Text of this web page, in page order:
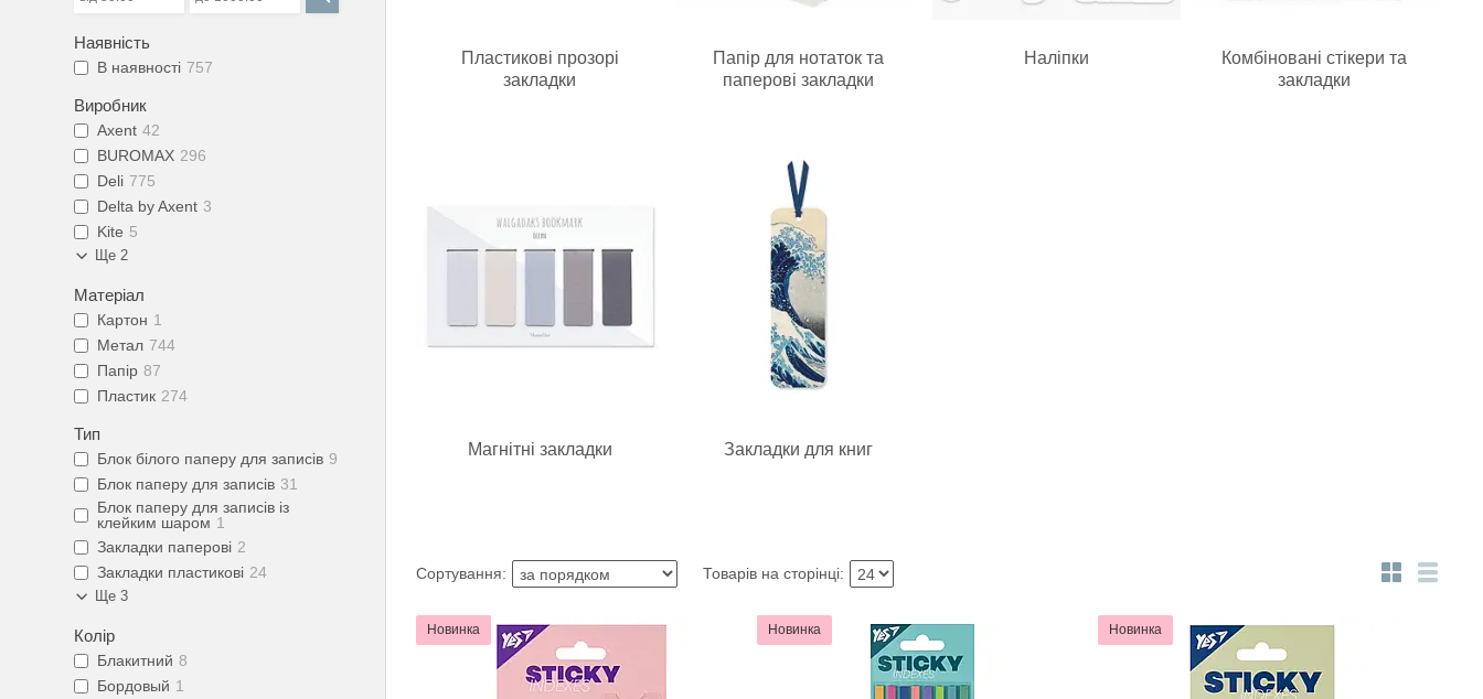
Наявність
В наявності 757
Виробник
Axent 42
BUROMAX 296
Deli 775
Delta by Axent 3
Kite 5
Ще 2
Матеріал
Картон 1
Метал 744
Папір 87
Пластик 274
Тип
Блок білого паперу для записів 9
Блок паперу для записів 31
Блок паперу для записів із
клейким шаром 1
Закладки паперові 2
Закладки пластикові 24
Ще 3
Колір
Блакитний 8
Бордовый 1
Пластикові прозорі
закладки
Папір для нотаток та
паперові закладки
Наліпки
Комбіновані стікери та
закладки
Магнітні закладки Закладки для книг
Новинка Новинка Новинка